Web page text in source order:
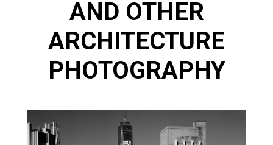
AND OTHER
ARCHITECTURE
PHOTOGRAPHY